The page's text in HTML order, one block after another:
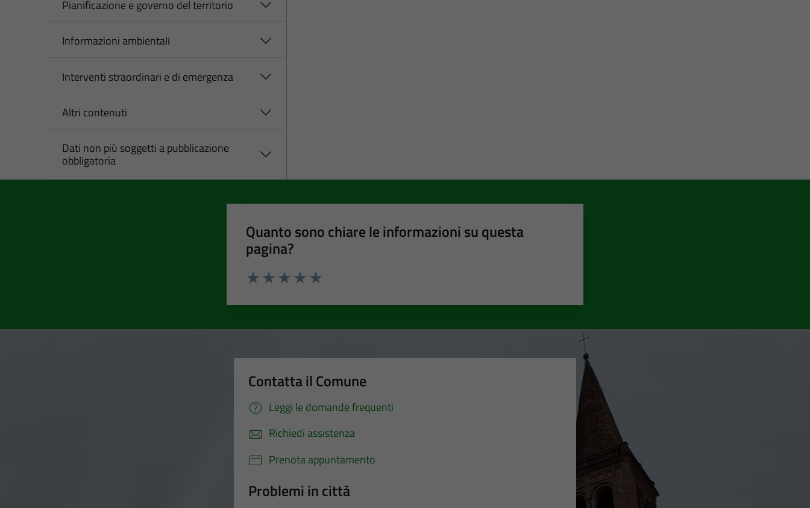
Pianificazione e governo del territorio
Informazioni ambientali
Interventi straordinari e di emergenza
Altri contenuti
Dati non più soggetti a pubblicazione
obbligatoria
Quanto sono chiare le informazioni su questa
pagina?
Contatta il Comune
Leggi le domande frequenti
Richiedi assistenza
Prenota appuntamento
Problemi in città